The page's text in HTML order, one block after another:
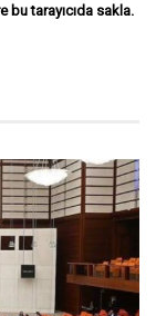
bu tarayıcıda sakla.